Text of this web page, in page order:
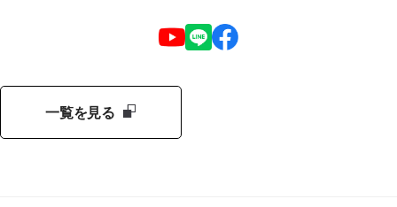
一覧を見る